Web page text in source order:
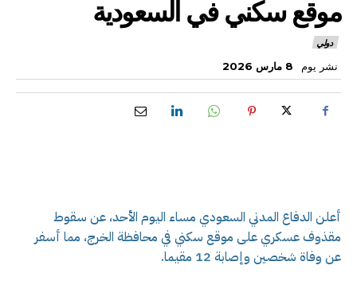
موقع سكني في السعودية
دولي
نشر يوم 8 مارس 2026
أعلن الدفاع المدني السعودي مساء اليوم الأحد، عن سقوط
مقذوف عسكري على موقع سكني في محافظة الخرج، مما أسفر
عن وفاة شخصين وإصابة 12 مقيما.